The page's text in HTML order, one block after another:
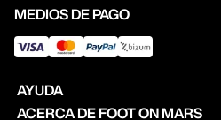
MEDIOS DE PAGO
AYUDA
Preguntas frecuentes
ACERCA DE FOOT ON MARS